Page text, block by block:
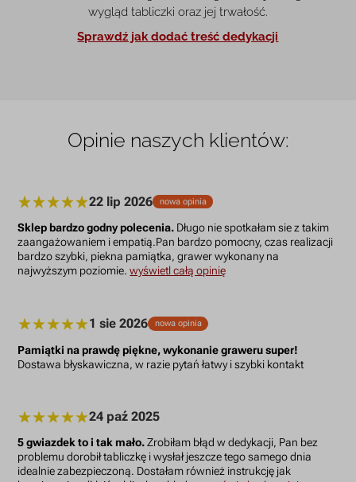
wygląd tabliczki oraz jej trwałość.
Sprawdź jak dodać treść dedykacji
Opinie naszych klientów:
22 lip 2026 nowa opinia
Sklep bardzo godny polecenia. Długo nie spotkałam sie z takim
zaangażowaniem i empatią.Pan bardzo pomocny, czas realizacji
bardzo szybki, piekna pamiątka, grawer wykonany na
najwyższym poziomie.wyświetl całą opinię
1 sie 2026 nowa opinia
Pamiątki na prawdę piękne, wykonanie graweru super!
Dostawa błyskawiczna, w razie pytań łatwy i szybki kontakt
24 paź 2025
5 gwiazdek to i tak mało.Zrobiłam błąd w dedykacji, Pan bez
problemu dorobił tabliczkę i wysłał jeszcze tego samego dnia
idealnie zabezpieczoną. Dostałam również instrukcję jak